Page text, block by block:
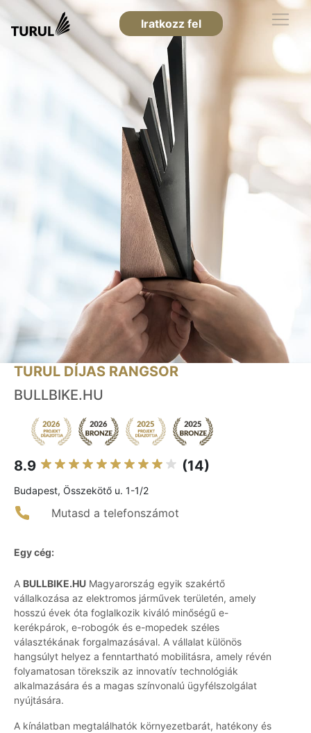
Iratkozz fel
TURUL DÍJAS RANGSOR
BULLBIKE.HU
8.9 (14)
Budapest, Összekötő u. 1-1/2
Mutasd a telefonszámot
Egy cég:
A BULLBIKE.HU Magyarország egyik szakértő
vállalkozása az elektromos járművek területén, amely
hosszú évek óta foglalkozik kiváló minőségű e-
kerékpárok, e-robogók és e-mopedek széles
választékának forgalmazásával. A vállalat különös
hangsúlyt helyez a fenntartható mobilitásra, amely révén
folyamatosan törekszik az innovatív technológiák
alkalmazására és a magas színvonalú ügyfélszolgálat
nyújtására.
A kínálatban megtalálhatók környezetbarát, hatékony és